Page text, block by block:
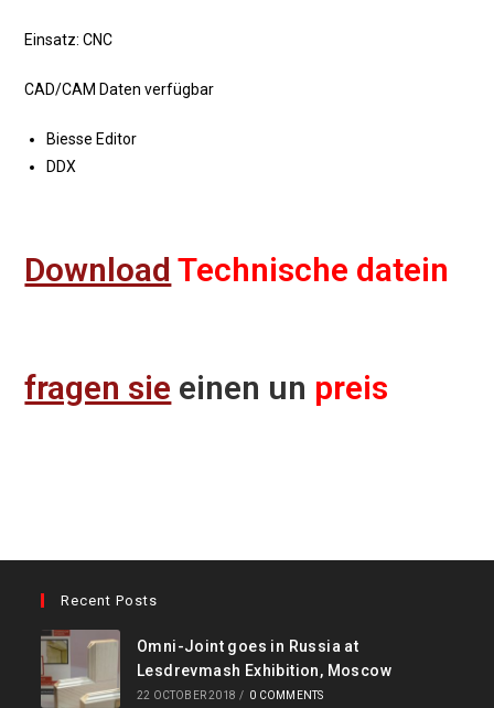
Einsatz: CNC
CAD/CAM Daten verfügbar
Biesse Editor
DDX
Download Technische datein
fragen sie einen un preis
Recent Posts
Omni-Joint goes in Russia at
Lesdrevmash Exhibition, Moscow
22 OCTOBER 2018 / 0 COMMENTS